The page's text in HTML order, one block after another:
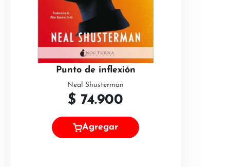
Punto de inflexión
Neal Shusterman
$ 74.900
Agregar